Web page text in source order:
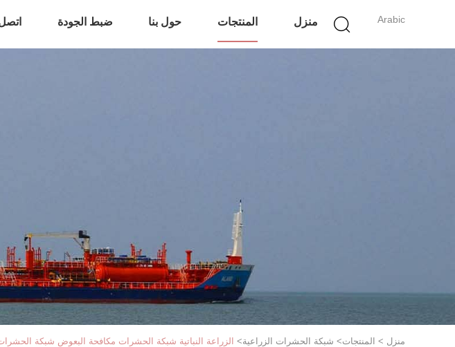
Arabic منزل المنتجات حول بنا ضبط الجودة
منزل > المنتجات> شبكة الحشرات الزراعية> الزراعة النباتية شبكة الحشرات مكافحة البعوض شبكة الحشرات